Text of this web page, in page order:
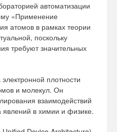
автоматизации
«Применение
атомов в рамках теории
поскольку
требуют значительных
плотности
и молекул. Он
взаимодействий
явлений в химии и физике.